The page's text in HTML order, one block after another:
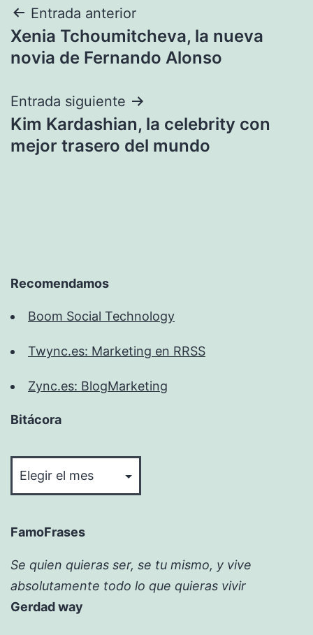
Navegación
de
Entrada anterior
Xenia Tchoumitcheva, la nueva
novia de Fernando Alonso
Entrada siguiente
Kim Kardashian, la celebrity con
mejor trasero del mundo
Recomendamos
Boom Social Technology
Twync.es: Marketing en RRSS
Zync.es: BlogMarketing
Bitácora
FamoFrases
Se quien quieras ser, se tu mismo, y vive
absolutamente todo lo que quieras vivir
Gerdad way